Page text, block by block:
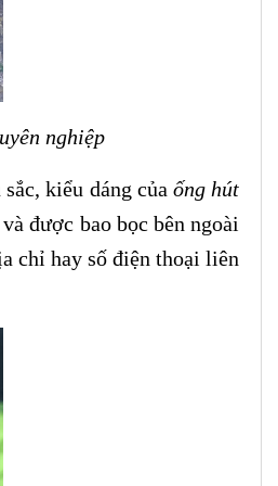
nghiệp
kiểu dáng của ống hút
và được bao bọc bên ngoài
chỉ hay số điện thoại liên